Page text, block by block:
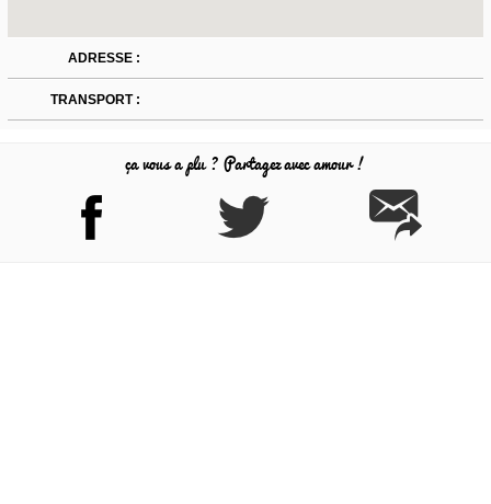
ADRESSE :
TRANSPORT :
ça vous a plu ? Partagez avec amour !